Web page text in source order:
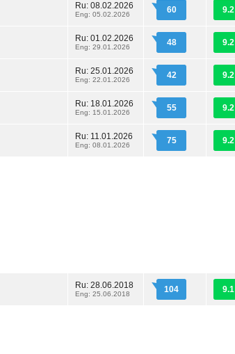
Ru: 08.02.2026
Eng: 05.02.2026 60 9.2
Ru: 01.02.2026
Eng: 29.01.2026 48 9.2
Ru: 25.01.2026
Eng: 22.01.2026 42 9.2
Ru: 18.01.2026
Eng: 15.01.2026 55 9.2
Ru: 11.01.2026
Eng: 08.01.2026 75 9.2
Ru: 28.06.2018
Eng: 25.06.2018 104 9.1